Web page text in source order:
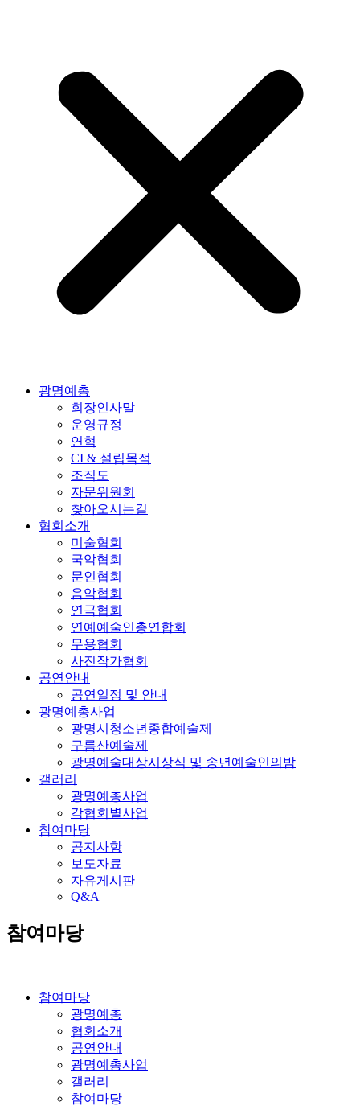
광명예총
회장인사말
운영규정
연혁
CI & 설립목적
조직도
자문위원회
찾아오시는길
협회소개
미술협회
국악협회
문인협회
음악협회
연극협회
연예예술인총연합회
무용협회
사진작가협회
공연안내
공연일정 및 안내
광명예총사업
광명시청소년종합예술제
구름산예술제
광명예술대상시상식 및 송년예술인의밤
갤러리
광명예총사업
각협회별사업
참여마당
공지사항
보도자료
자유게시판
Q&A
참여마당
참여마당
광명예총
협회소개
공연안내
광명예총사업
갤러리
참여마당